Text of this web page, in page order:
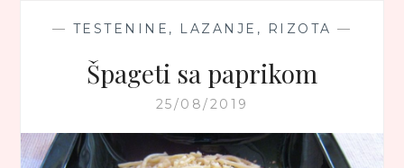
— TESTENINE, LAZANJE, RIZOTA —
Špageti sa paprikom
25/08/2019